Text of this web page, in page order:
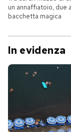
un annaffiatoio, due
bacchetta magica
In evidenza